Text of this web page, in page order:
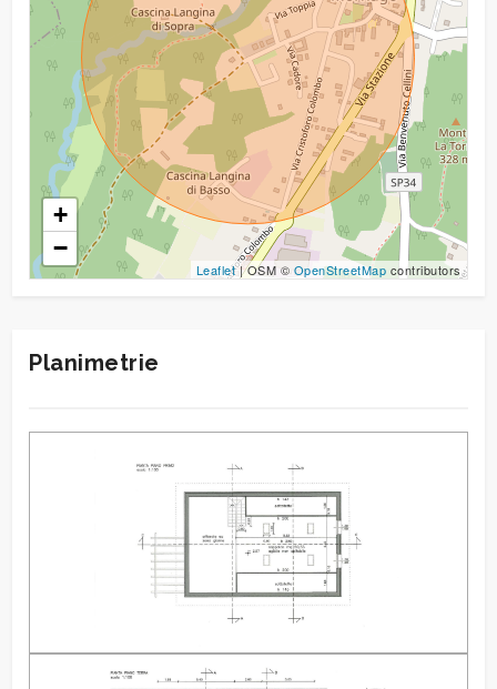
Sanitari sospesi
Vasca
idromassaggio
Doccia
Infissi in
alluminio
Predisposizione
allarme
Tapparelle
+
−
Leaflet| OSM © OpenStreetMap contributors
Planimetrie